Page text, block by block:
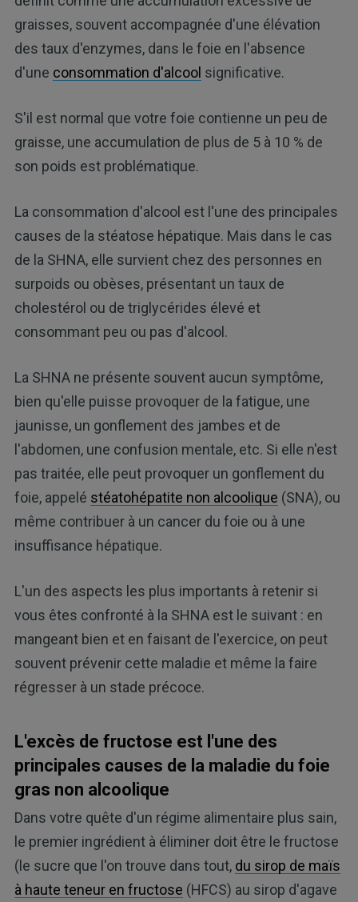
graisses, souvent accompagnée d'une élévation
des taux d'enzymes, dans le foie en l'absence
d'une consommation d'alcool significative.
S'il est normal que votre foie contienne un peu de
graisse, une accumulation de plus de 5 à 10 % de
son poids est problématique.
La consommation d'alcool est l'une des principales
causes de la stéatose hépatique. Mais dans le cas
de la SHNA, elle survient chez des personnes en
surpoids ou obèses, présentant un taux de
cholestérol ou de triglycérides élevé et
consommant peu ou pas d'alcool.
La SHNA ne présente souvent aucun symptôme,
bien qu'elle puisse provoquer de la fatigue, une
jaunisse, un gonflement des jambes et de
l'abdomen, une confusion mentale, etc. Si elle n'est
pas traitée, elle peut provoquer un gonflement du
foie, appelé stéatohépatite non alcoolique (SNA), ou
même contribuer à un cancer du foie ou à une
insuffisance hépatique.
L'un des aspects les plus importants à retenir si
vous êtes confronté à la SHNA est le suivant : en
mangeant bien et en faisant de l'exercice, on peut
souvent prévenir cette maladie et même la faire
régresser à un stade précoce.
L'excès de fructose est l'une des
principales causes de la maladie du foie
gras non alcoolique
Dans votre quête d'un régime alimentaire plus sain,
le premier ingrédient à éliminer doit être le fructose
(le sucre que l'on trouve dans tout, du sirop de maïs
à haute teneur en fructose (HFCS) au sirop d'agave